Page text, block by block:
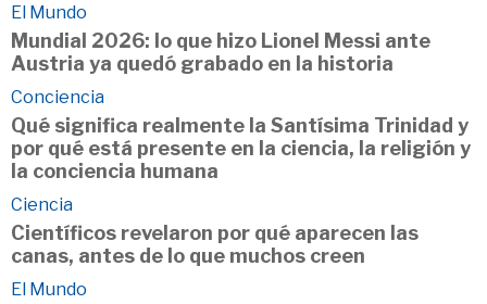
El Mundo
Mundial 2026: lo que hizo Lionel Messi ante
Austria ya quedó grabado en la historia
Conciencia
Qué significa realmente la Santísima Trinidad y
por qué está presente en la ciencia, la religión y
la conciencia humana
Ciencia
Científicos revelaron por qué aparecen las
canas, antes de lo que muchos creen
El Mundo